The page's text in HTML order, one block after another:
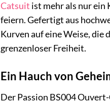
Catsuit ist mehr als nur ein
feiern. Gefertigt aus
Kurven auf eine Weise, die
grenzenloser Freiheit.
Ein Hauch von
Der Passion BS004